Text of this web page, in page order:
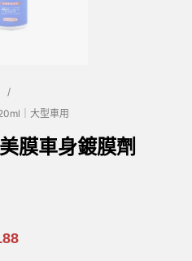
/
｜大型車用
膜車身鍍膜劑